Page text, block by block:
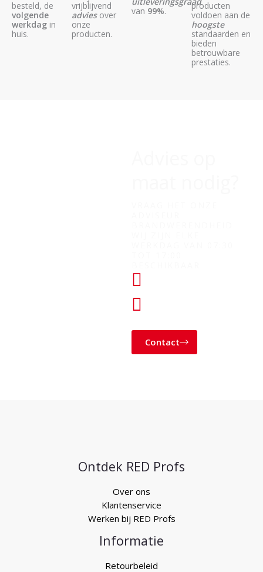
besteld, de
volgende
werkdag in
huis.
vrijblijvend
adviesover
onze
producten.
van 99%.
producten
voldoen aan de
hoogste
standaarden en
bieden
betrouwbare
prestaties.
Contact
Ontdek RED Profs
Over ons
Klantenservice
Werken bij RED Profs
Informatie
Retourbeleid